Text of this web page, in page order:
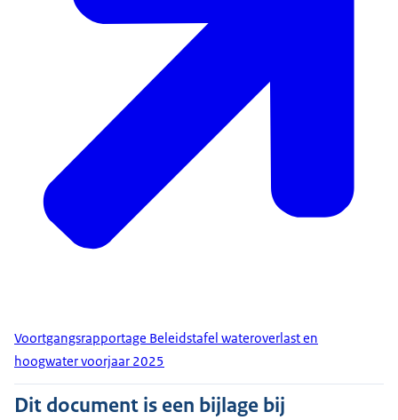
Voortgangsrapportage Beleidstafel wateroverlast en
hoogwater voorjaar 2025
Dit document is een bijlage bij